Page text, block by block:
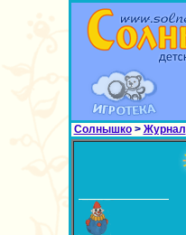
Солнышко> Журнал